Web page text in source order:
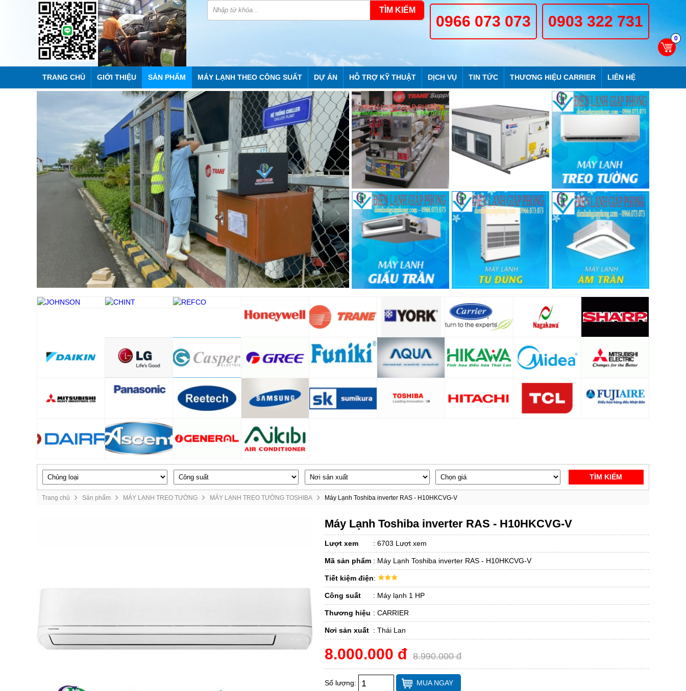
0
0966 073 073 0903 322 731
TÌM KIẾM
TRANG CHỦ GIỚI THIỆU SẢN PHẨM MÁY LẠNH THEO CÔNG SUẤT DỰ ÁN HỖ TRỢ KỸ THUẬT DỊCH VỤ TIN TỨC THƯƠNG HIỆU CARRIER LIÊN HỆ
TÌM KIẾM
Trang chủ Sản phẩm MÁY LẠNH TREO TƯỜNG MÁY LẠNH TREO TƯỜNG TOSHIBA Máy Lạnh Toshiba inverter RAS - H10HKCVG-V
Máy Lạnh Toshiba inverter RAS - H10HKCVG-V
Lượt xem :6703 Lượt xem
Mã sản phẩm : Máy Lạnh Toshiba inverter RAS - H10HKCVG-V
Tiết kiệm điện:
Công suất : Máy lạnh 1 HP
Thương hiệu :CARRIER
Nơi sản xuất :Thái Lan
8.000.000 đ 8.990.000 đ
Số lượng: MUA NGAY